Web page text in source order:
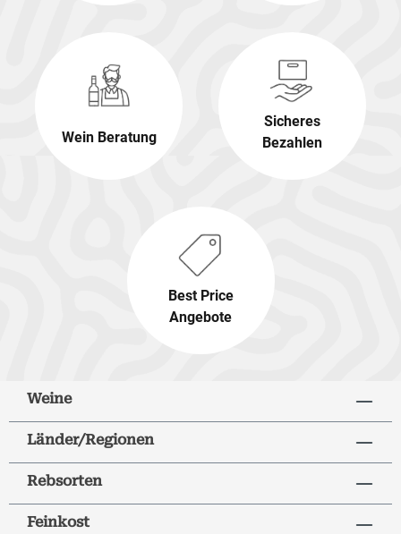
Wein Beratung
Sicheres
Bezahlen
Best Price
Angebote
Weine
Länder/Regionen
Rebsorten
Feinkost